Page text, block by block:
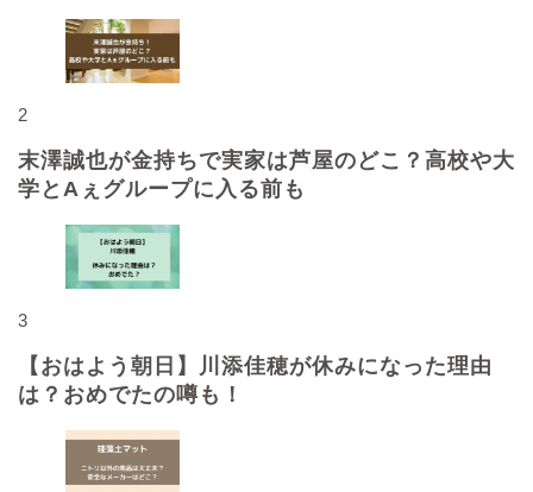
2
末澤誠也が金持ちで実家は芦屋のどこ？高校や大
学とAぇグループに入る前も
3
【おはよう朝日】川添佳穂が休みになった理由
は？おめでたの噂も！